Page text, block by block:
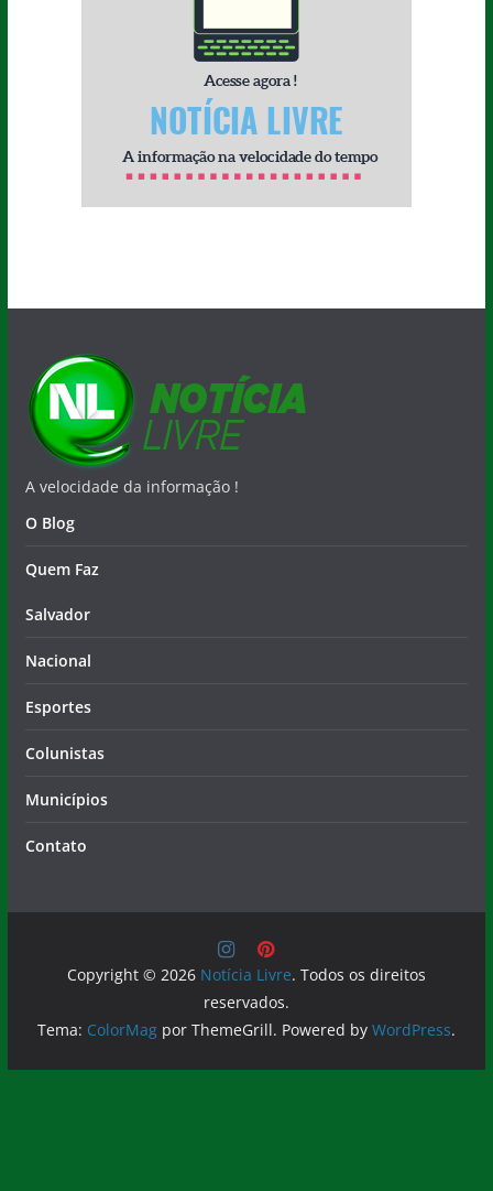
A velocidade da informação !
O Blog
Quem Faz
Salvador
Nacional
Esportes
Colunistas
Municípios
Contato
Copyright © 2026 Notícia Livre. Todos os direitos
reservados.
Tema: ColorMagpor ThemeGrill. Powered by WordPress.